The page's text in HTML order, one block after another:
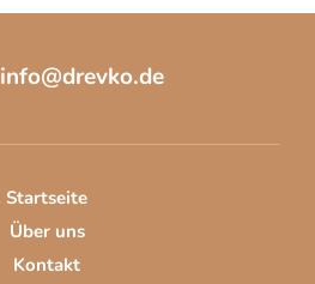
info@drevko.de
Startseite
Über uns
Kontakt